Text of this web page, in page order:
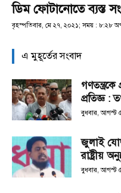
ডিম ফোটানোতে ব্যস্ত
বৃহস্পতিবার, মে ২৭, ২০২১; সময় : ৮:২৮
এ মুহূর্তের সংবাদ
প্রতিজ্ঞ :
বুধবার, আগস্ট
জুলাই
রাষ্ট্রীয়
বুধবার, আগস্ট